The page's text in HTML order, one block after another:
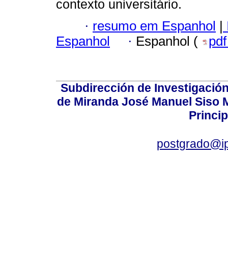
contexto universitário.
· resumo em Espanhol |
Espanhol
· Espanhol (
Subdirección de
de Miranda José Manuel Siso